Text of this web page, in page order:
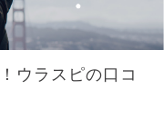
ウラスピの口コ